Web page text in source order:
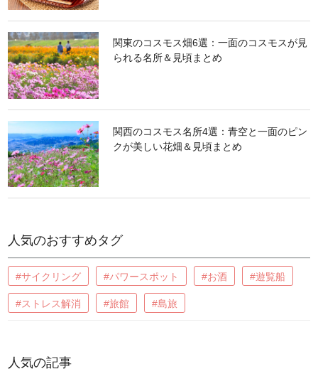
関東のコスモス畑6選：一面のコスモスが見
られる名所＆見頃まとめ
関西のコスモス名所4選：青空と一面のピン
クが美しい花畑＆見頃まとめ
人気のおすすめタグ
#サイクリング #パワースポット #お酒 #遊覧船
#ストレス解消 #旅館 #島旅
人気の記事